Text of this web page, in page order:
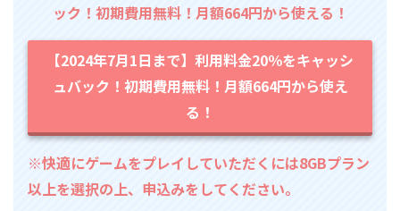
ック！初期費用無料！月額664円から使える！
【2024年7月1日まで】利用料金20％をキャッシ
ュバック！初期費用無料！月額664円から使え
る！
※快適にゲームをプレイしていただくには8GBプラン
以上を選択の上、申込みをしてください。